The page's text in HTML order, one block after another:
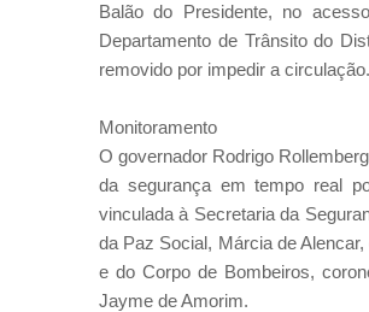
Balão do Presidente, no
Departamento de Trânsito do
removido por impedir a
Monitoramento
O governador Rodrigo
da segurança em tempo real
vinculada à Secretaria da
da Paz Social, Márcia de
e do Corpo de Bombeiros,
Jayme de Amorim.